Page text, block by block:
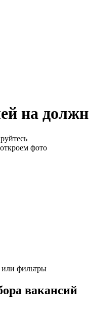
на
фото
или фильтры
вакансий